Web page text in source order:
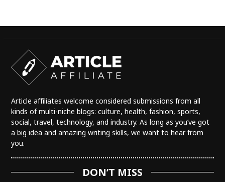
Article affiliates welcome considered submissions from all
kinds of multi-niche blogs: culture, health, fashion, sports,
social, travel, technology, and industry. As long as you’ve got
a big idea and amazing writing skills, we want to hear from
you.
DON’T MISS